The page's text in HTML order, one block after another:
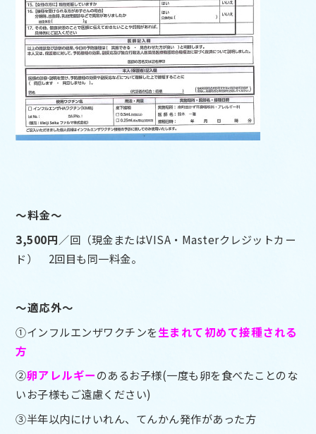
～料金～
3,500円／回（現金またはVISA・Masterクレジットカー
ド） 2回目も同一料金。
～適応外～
①インフルエンザワクチンを生まれて初めて接種される
方
②卵アレルギーのあるお子様(一度も卵を食べたことのな
いお子様もご遠慮ください)
③半年以内にけいれん、てんかん発作があった方